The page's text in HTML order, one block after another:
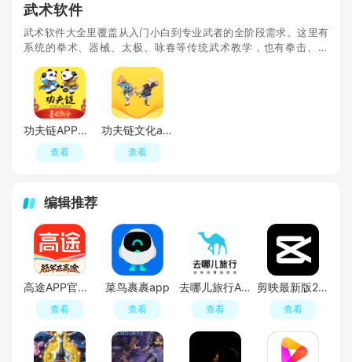
武术软件
武术软件大全里覆盖从入门小白到专业武者的全阶段需求。这里有
系统的拳术、器械、太极、咏春等传统武术教学，也有拳击、散
功夫链APP官方手机版
查看
功夫链文化app手机端
查看
编辑推荐
高途APP官方正版
查看
菜鸟裹裹app
查看
去哪儿旅行APP官方免费版
查看
剪映最新版2026手机版
查看